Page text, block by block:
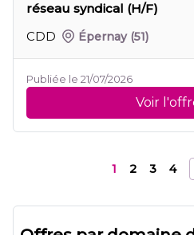
réseau syndical (H/F)
CDD
Épernay (51)
Publiée le 21/07/2026
Voir
1 2 3 4